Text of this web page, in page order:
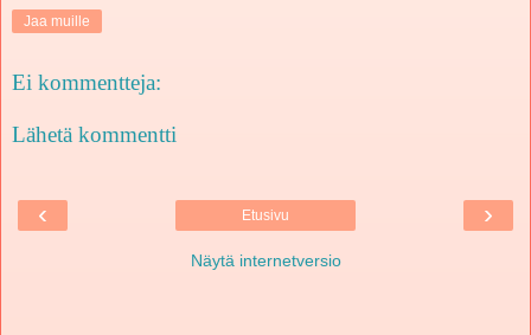
Jaa muille
Ei kommentteja:
Lähetä kommentti
‹ ›
Etusivu
Näytä internetversio